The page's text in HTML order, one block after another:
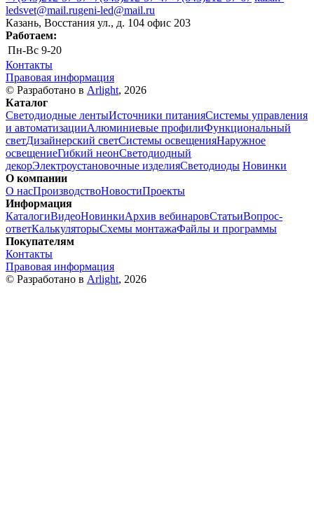
ledsvet@mail.rugeni-led@mail.ru
Казань, Восстания ул., д. 104 офис 203
Работаем:
Пн-Вс 9-20
Контакты
Правовая информация
© Разработано в Arlight, 2026
Каталог
Светодиодные лентыИсточники питанияСистемы управления
и автоматизацииАлюминиевые профилиФункциональный
светДизайнерский светСистемы освещенияНаружное
освещениеГибкий неонСветодиодный
декорЭлектроустановочные изделияСветодиоды Новинки
О компании
О насПроизводствоНовостиПроекты
Информация
КаталогиВидеоНовинкиАрхив вебинаровСтатьиВопрос-
ответКалькуляторыСхемы монтажаФайлы и программы
Покупателям
Контакты
Правовая информация
© Разработано в Arlight, 2026